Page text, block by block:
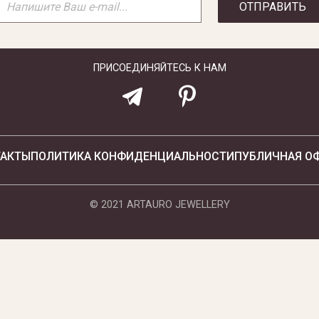
ОТПРАВИТЬ
ПРИСОЕДИНЯЙТЕСЬ К НАМ
ПОЛИТИКА КОНФИДЕНЦИАЛЬНОСТИПУБЛИЧНАЯ
© 2021 ARTAURO JEWELLERY